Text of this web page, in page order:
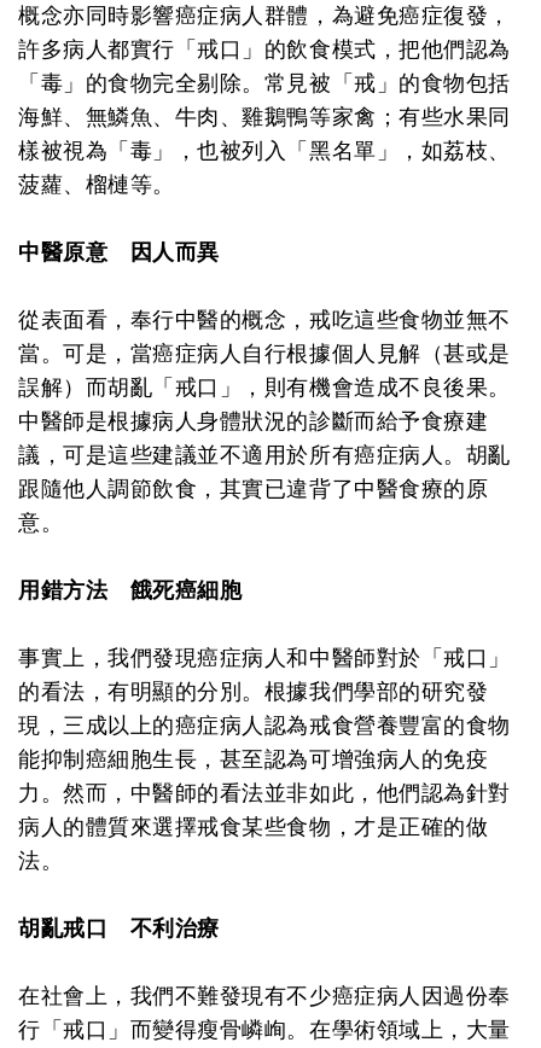
概念亦同時影響癌症病人群體，為避免癌症復發，
許多病人都實行「戒口」的飲食模式，把他們認為
「毒」的食物完全剔除。常見被「戒」的食物包括
海鮮、無鱗魚、牛肉、雞鵝鴨等家禽；有些水果同
樣被視為「毒」，也被列入「黑名單」，如荔枝、
菠蘿、榴槤等。
中醫原意 因人而異
從表面看，奉行中醫的概念，戒吃這些食物並無不
當。可是，當癌症病人自行根據個人見解（甚或是
誤解）而胡亂「戒口」，則有機會造成不良後果。
中醫師是根據病人身體狀況的診斷而給予食療建
議，可是這些建議並不適用於所有癌症病人。胡亂
跟隨他人調節飲食，其實已違背了中醫食療的原
意。
用錯方法 餓死癌細胞
事實上，我們發現癌症病人和中醫師對於「戒口」
的看法，有明顯的分別。根據我們學部的研究發
現，三成以上的癌症病人認為戒食營養豐富的食物
能抑制癌細胞生長，甚至認為可增強病人的免疫
力。然而，中醫師的看法並非如此，他們認為針對
病人的體質來選擇戒食某些食物，才是正確的做
法。
胡亂戒口 不利治療
在社會上，我們不難發現有不少癌症病人因過份奉
行「戒口」而變得瘦骨嶙峋。在學術領域上，大量